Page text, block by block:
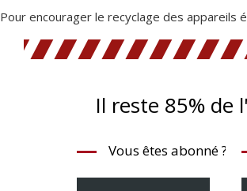
Pour encourager le recyclage des appareils
Il reste 85% de
Vous êtes abonné ?